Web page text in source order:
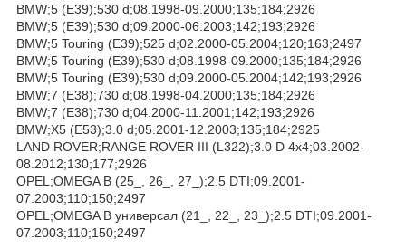
BMW;5 (E39);530 d;08.1998-09.2000;135;184;2926
BMW;5 (E39);530 d;09.2000-06.2003;142;193;2926
BMW;5 Touring (E39);525 d;02.2000-05.2004;120;163;2497
BMW;5 Touring (E39);530 d;08.1998-09.2000;135;184;2926
BMW;5 Touring (E39);530 d;09.2000-05.2004;142;193;2926
BMW;7 (E38);730 d;08.1998-04.2000;135;184;2926
BMW;7 (E38);730 d;04.2000-11.2001;142;193;2926
BMW;X5 (E53);3.0 d;05.2001-12.2003;135;184;2925
LAND ROVER;RANGE ROVER III (L322);3.0 D 4x4;03.2002-
08.2012;130;177;2926
OPEL;OMEGA B (25_, 26_, 27_);2.5 DTI;09.2001-
07.2003;110;150;2497
OPEL;OMEGA B универсал (21_, 22_, 23_);2.5 DTI;09.2001-
07.2003;110;150;2497